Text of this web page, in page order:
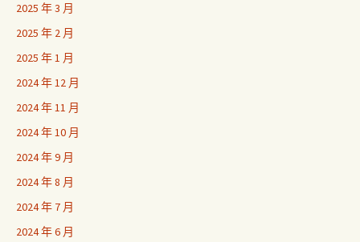
2025 年 3 月
2025 年 2 月
2025 年 1 月
2024 年 12 月
2024 年 11 月
2024 年 10 月
2024 年 9 月
2024 年 8 月
2024 年 7 月
2024 年 6 月